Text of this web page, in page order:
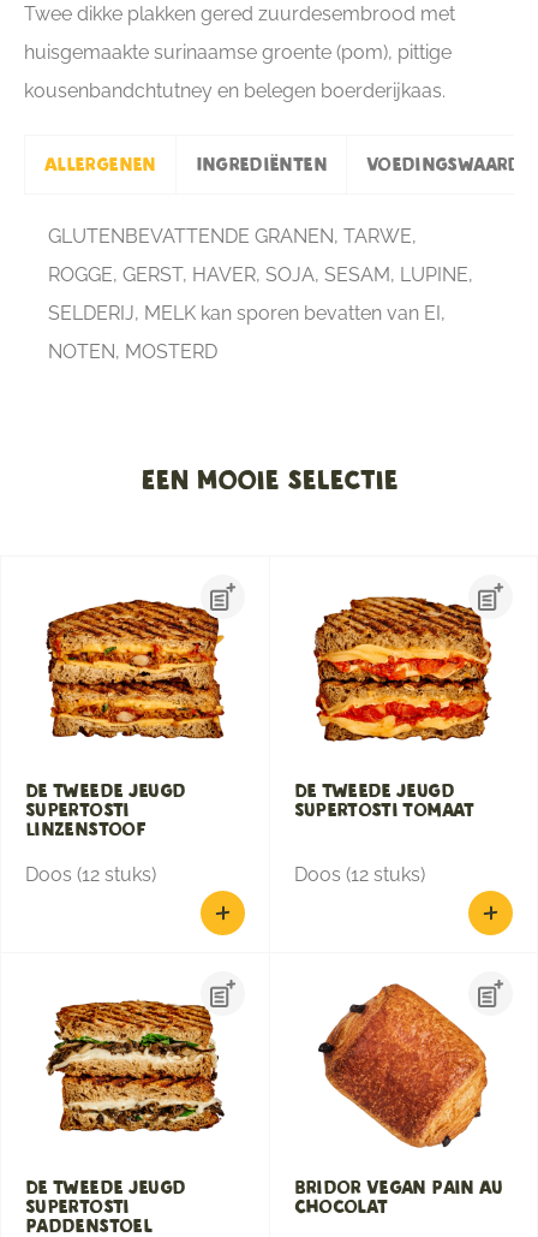
Twee dikke plakken gered zuurdesembrood met
huisgemaakte surinaamse groente (pom), pittige
kousenbandchtutney en belegen boerderijkaas.
Allergenen Ingrediënten
GLUTENBEVATTENDE GRANEN, TARWE,
ROGGE, GERST, HAVER, SOJA, SESAM, LUPINE,
SELDERIJ, MELK kan sporen bevatten van EI,
NOTEN, MOSTERD
Een mooie selectie
De Tweede Jeugd
Supertosti
Linzenstoof
Doos (12 stuks)
De Tweede Jeugd
Supertosti Tomaat
Doos (12 stuks)
De Tweede Jeugd
Supertosti
Paddenstoel
Bridor Vegan Pain Au
Chocolat